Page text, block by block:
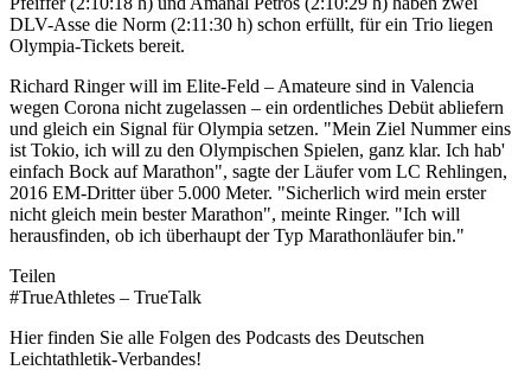
DLV-Asse die Norm (2:11:30 h) schon erfüllt, für ein Trio liegen
Olympia-Tickets bereit.
Richard Ringer will im Elite-Feld – Amateure sind in Valencia
wegen Corona nicht zugelassen – ein ordentliches Debüt abliefern
und gleich ein Signal für Olympia setzen. "Mein Ziel Nummer eins
ist Tokio, ich will zu den Olympischen Spielen, ganz klar. Ich hab'
einfach Bock auf Marathon", sagte der Läufer vom LC Rehlingen,
2016 EM-Dritter über 5.000 Meter. "Sicherlich wird mein erster
nicht gleich mein bester Marathon", meinte Ringer. "Ich will
herausfinden, ob ich überhaupt der Typ Marathonläufer bin."
Teilen
#TrueAthletes – TrueTalk
Hier finden Sie alle Folgen des Podcasts des Deutschen
Leichtathletik-Verbandes!